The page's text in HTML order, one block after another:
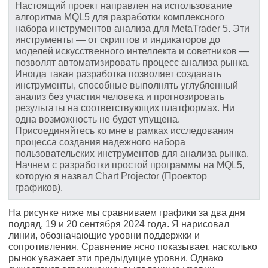
Настоящий проект направлен на использование
алгоритма MQL5 для разработки комплексного
набора инструментов анализа для MetaTrader 5. Эти
инструменты — от скриптов и индикаторов до
моделей искусственного интеллекта и советников —
позволят автоматизировать процесс анализа рынка.
Иногда такая разработка позволяет создавать
инструменты, способные выполнять углубленный
анализ без участия человека и прогнозировать
результаты на соответствующих платформах. Ни
одна возможность не будет упущена.
Присоединяйтесь ко мне в рамках исследования
процесса создания надежного набора
пользовательских инструментов для анализа рынка.
Начнем с разработки простой программы на MQL5,
которую я назвал Chart Projector (Проектор
графиков).
На рисунке ниже мы сравниваем графики за два дня
подряд, 19 и 20 сентября 2024 года. Я нарисовал
линии, обозначающие уровни поддержки и
сопротивления. Сравнение ясно показывает, насколько
рынок уважает эти предыдущие уровни. Однако